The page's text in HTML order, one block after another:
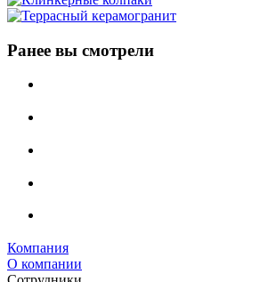
Ранее вы смотрели
Компания
О компании